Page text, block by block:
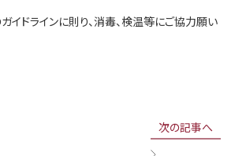
イドラインに則り、消毒、検温等にご協力願い
次の記事へ